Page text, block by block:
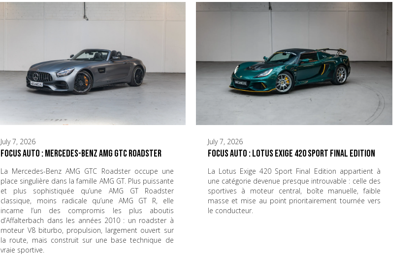
July 7, 2026
Focus Auto : Mercedes-Benz AMG GTC Roadster
La Mercedes-Benz AMG GTC Roadster occupe une
place singulière dans la famille AMG GT. Plus puissante
et plus sophistiquée qu’une AMG GT Roadster
classique, moins radicale qu’une AMG GT R, elle
incarne l’un des compromis les plus aboutis
d’Affalterbach dans les années 2010 : un roadster à
moteur V8 biturbo, propulsion, largement ouvert sur
la route, mais construit sur une base technique de
vraie sportive.
July 7, 2026
Focus Auto : Lotus Exige 420 Sport Final Edition
La Lotus Exige 420 Sport Final Edition appartient à
une catégorie devenue presque introuvable : celle des
sportives à moteur central, boîte manuelle, faible
masse et mise au point prioritairement tournée vers
le conducteur.